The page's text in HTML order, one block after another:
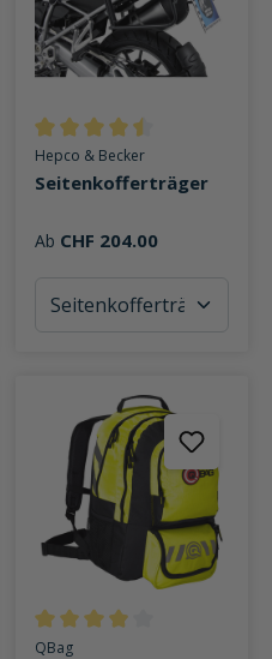
0 von 5 Sternen
Durchschnittliche Bewertung
Hepco & Becker
Seitenkofferträger
Ab CHF 204.00
Durchschnittliche Bewertung
QBag